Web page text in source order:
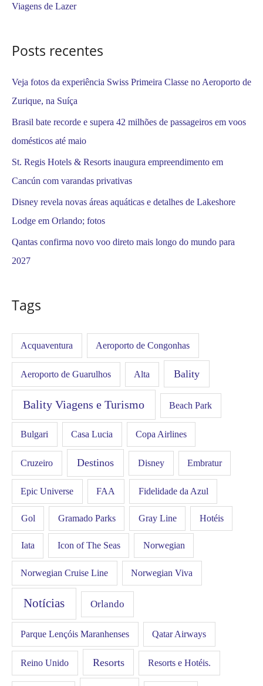
p
r
Viagens de Lazer
Posts recentes
Veja fotos da experiência Swiss Primeira Classe no Aeroporto de
Zurique, na Suíça
Brasil bate recorde e supera 42 milhões de passageiros em voos
domésticos até maio
St. Regis Hotels & Resorts inaugura empreendimento em
Cancún com varandas privativas
Disney revela novas áreas aquáticas e detalhes de Lakeshore
Lodge em Orlando; fotos
Qantas confirma novo voo direto mais longo do mundo para
2027
Tags
Acquaventura Aeroporto de Congonhas
Aeroporto de Guarulhos Alta Bality
Bality Viagens e Turismo Beach Park
Bulgari Casa Lucia Copa Airlines
Cruzeiro Destinos Disney Embratur
Epic Universe FAA Fidelidade da Azul
Gol Gramado Parks Gray Line Hotéis
Iata Icon of The Seas Norwegian
Norwegian Cruise Line Norwegian Viva
Notícias Orlando
Parque Lençóis Maranhenses Qatar Airways
Reino Unido Resorts Resorts e Hotéis.